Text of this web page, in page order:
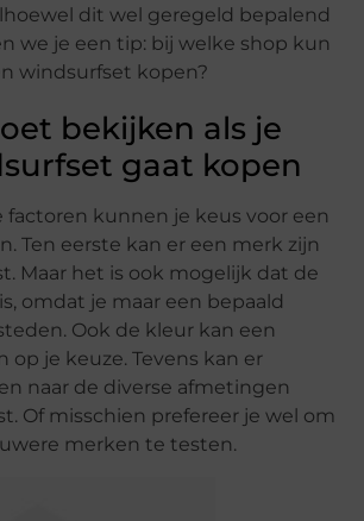
dit wel geregeld bepalend
we je een tip: bij welke shop kun
windsurfset kopen?
bekijken als je
gaat kopen
kunnen je keus voor een
Ten eerste kan er een merk zijn
Maar het is ook mogelijk dat de
omdat je maar een bepaald
Ook de kleur kan een
op je keuze. Tevens kan er
naar de diverse afmetingen
Of misschien prefereer je wel om
merken te testen.